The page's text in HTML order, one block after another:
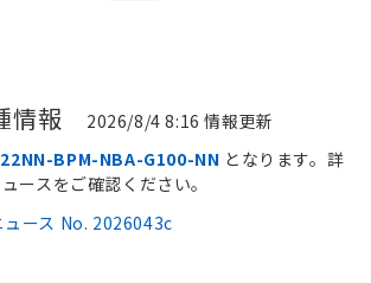
情報
2026/8/4 8:16 情報更新
ュース No. 2026043c
BPM-NBA-G100-NN となります。詳
ースをご確認ください。